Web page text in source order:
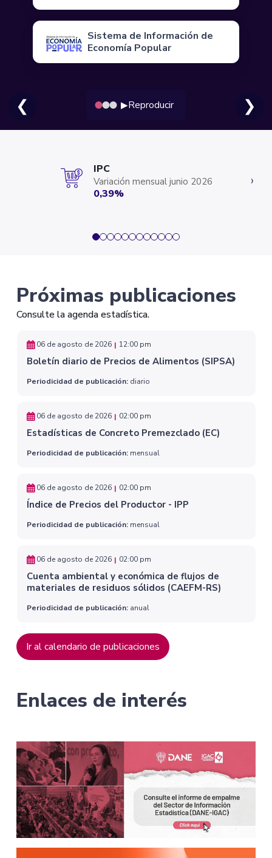
Sistema de Información de
Economía Popular
❮ ▶Reproducir ❯
Variación mensual junio 2026
IPC
0,39%
›
Próximas publicaciones
Consulte la agenda estadística.
06 de agosto de 2026 | 12:00 pm
Boletín diario de Precios de Alimentos (SIPSA)
Periodicidad de publicación: diario
06 de agosto de 2026 | 02:00 pm
Estadísticas de Concreto Premezclado (EC)
Periodicidad de publicación: mensual
06 de agosto de 2026 | 02:00 pm
Índice de Precios del Productor - IPP
Periodicidad de publicación: mensual
06 de agosto de 2026 | 02:00 pm
Cuenta ambiental y económica de flujos de
materiales de residuos sólidos (CAEFM-RS)
Periodicidad de publicación: anual
Ir al calendario de publicaciones
Enlaces de interés